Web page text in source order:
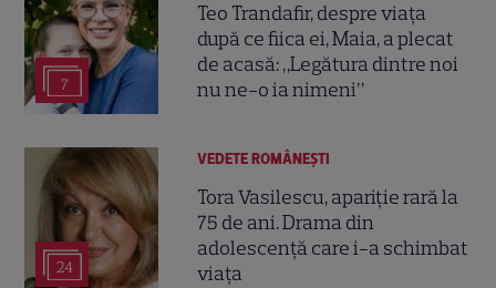
7
Teo Trandafir, despre viața
după ce fiica ei, Maia, a plecat
de acasă: „Legătura dintre noi
nu ne-o ia nimeni”
24
VEDETE ROMÂNEŞTI
Tora Vasilescu, apariție rară la
75 de ani. Drama din
adolescență care i-a schimbat
viața